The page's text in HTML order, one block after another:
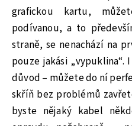
grafickou kartu,
podívanou, a to
straně, se nenachází na
pouze jakási
důvod – můžete do ní
skříň bez problémů
byste nějaký kabel